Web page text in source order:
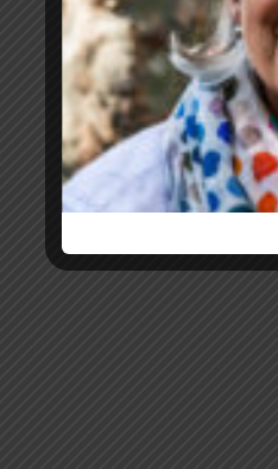
Mots-